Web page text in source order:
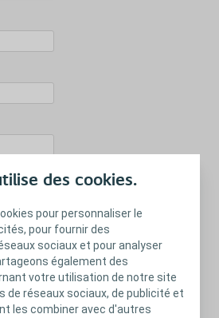
des cookies.
pour personnaliser le
pour fournir des
sociaux et pour analyser
également des
votre utilisation de notre site
de réseaux sociaux, de publicité et
les combiner avec d'autres
: